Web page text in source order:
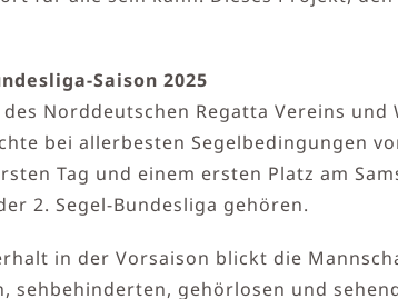
Saison 2025
Norddeutschen Regatta Vereins
bei allerbesten Segelbedingungen
Tag und einem ersten Platz am
2. Segel-Bundesliga gehören.
in der Vorsaison blickt die
sehbehinderten, gehörlosen und